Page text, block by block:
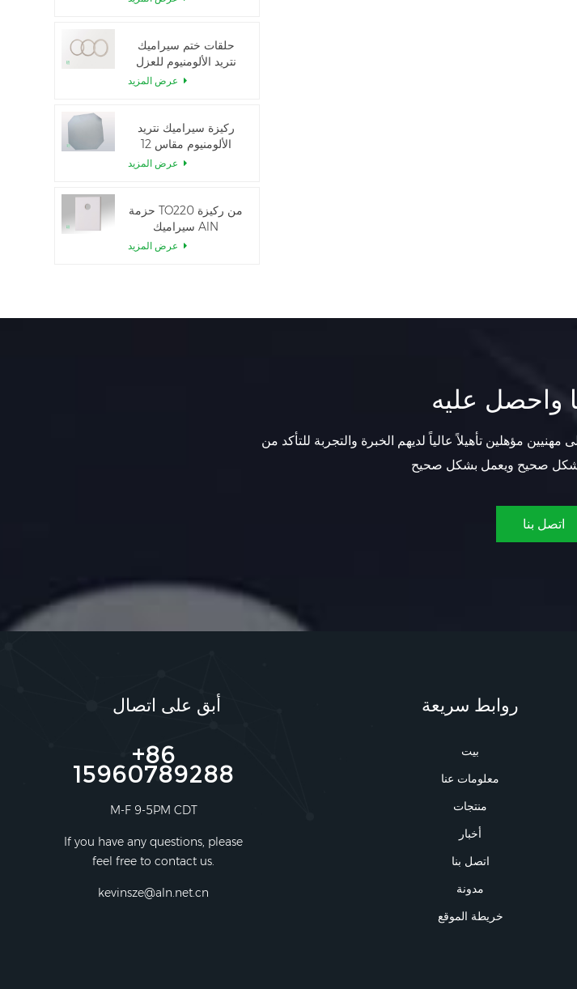
حلقات ختم سيراميك
نتريد الألومنيوم للعزل
ركيزة سيراميك نتريد
الألومنيوم مقاس 12
بوصة من GaN-on-
حزمة TO220 من ركيزة
سيراميك AlN
واحصل عليه
مؤهلين تأهيلاً عالياً لديهم الخبرة والتجربة للتأكد من
اتصل بنا
أبق على اتصال
+86
15960789288
M-F 9-5PM CDT
If you have any questions, please
feel free to contact us.
kevinsze@aln.net.cn
روابط سريعة
بيت
معلومات عنا
منتجات
أخبار
اتصل بنا
مدونة
خريطة الموقع